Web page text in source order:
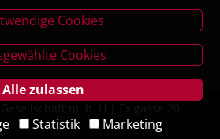
Cookies
Cookies
Alle zulassen
Statistik Marketing